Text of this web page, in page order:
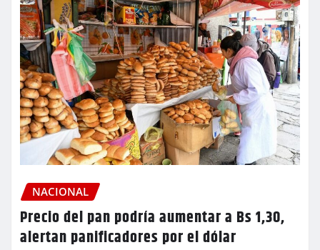
NACIONAL
Precio del pan podría aumentar a Bs 1,30,
alertan panificadores por el dólar